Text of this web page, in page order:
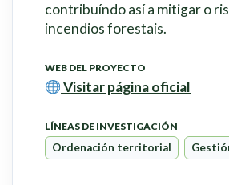
contribuíndo así a mitigar o
incendios forestais.
WEB DEL PROYECTO
Visitar página oficial
LÍNEAS DE INVESTIGACIÓN
Ordenación territorial